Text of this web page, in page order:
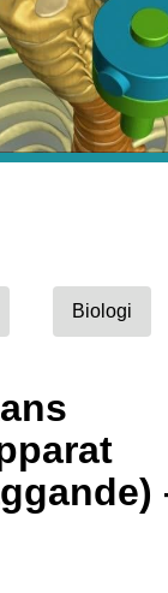
Biologi